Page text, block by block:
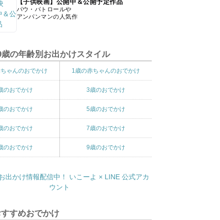
【子供映画】公開中＆公開予定作品
パウ・パトロールや
アンパンマンの人気作
の年齢別お出かけスタイル
ゃんのおでかけ 1歳の赤ちゃんのおでかけ
のおでかけ 3歳のおでかけ
のおでかけ 5歳のおでかけ
のおでかけ 7歳のおでかけ
のおでかけ 9歳のおでかけ
すめおでかけ